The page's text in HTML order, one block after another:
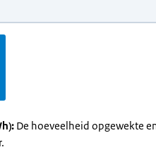
De hoeveelheid opgewekte